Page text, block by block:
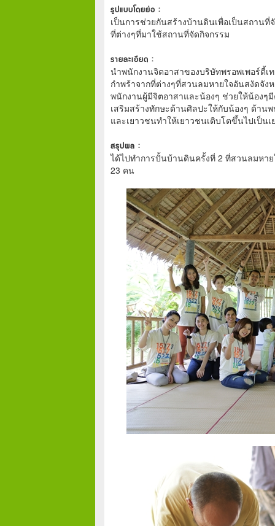
รูปแบบโดยย่อ :
เป็นการช่วยกันสร้างบ้านดินเพื่อเป็นสถาน
ที่ต่างๆที่มาใช้สถานที่จัดกิจกรรม
รายละเอียด :
นำพนักงานจิตอาสาของบริษัทพรอพเพอร์ตี้
กำพร้าจากที่ต่างๆที่สวนลมหายใจอันสงัดจั
พนักงานผู้มีจิตอาสาและน้องๆ ช่วยให้น้องๆ
เสริมสร้างทักษะด้านศิลปะให้กับน้องๆ ด้าน
และเยาวชนทำให้เยาวชนเติบโตขึ้นไปเป็
สรุปผล :
ได้ไปทำการปั้นบ้านดินครั้งที่ 2 ที่สวนลมหา
23 คน